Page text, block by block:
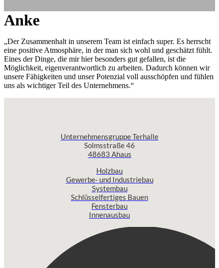
Anke
„Der Zusammenhalt in unserem Team ist einfach super. Es herrscht
eine positive Atmosphäre, in der man sich wohl und geschätzt fühlt.
Eines der Dinge, die mir hier besonders gut gefallen, ist die
Möglichkeit, eigenverantwortlich zu arbeiten. Dadurch können wir
unsere Fähigkeiten und unser Potenzial voll ausschöpfen und fühlen
uns als wichtiger Teil des Unternehmens.“
Unternehmensgruppe Terhalle
Solmsstraße 46
48683 Ahaus
Holzbau
Gewerbe- und Industriebau
Systembau
Schlüsselfertiges Bauen
Fensterbau
Innenausbau